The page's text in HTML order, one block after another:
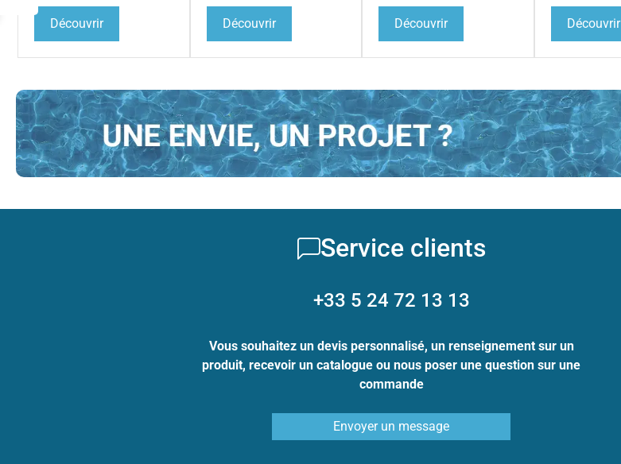
Découvrir Découvrir Découvrir Découvrir
Service clients
+33 5 24 72 13 13
Vous souhaitez un devis personnalisé, un renseignement sur un
produit, recevoir un catalogue ou nous poser une question sur une
commande
Envoyer un message